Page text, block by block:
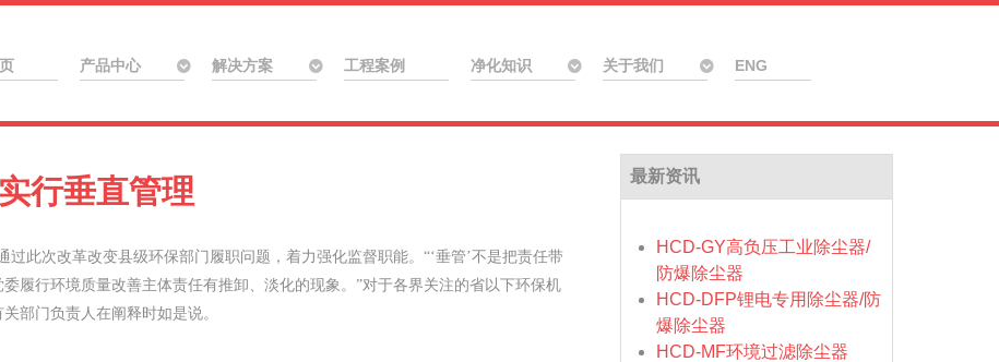
产品中心 解决方案 工程案例 净化知识 关于我们 ENG
行垂直管理
过此次改革改变县级环保部门履职问题，着力强化监督职能。 “‘垂管’不是把责任带
履行环境质量改善主体责任有推卸、淡化的现象。”对于各界关注的省以下环保机
部门负责人在阐释时如是说。
最新资讯
HCD-GY高负压工业除尘器/
防爆除尘器
HCD-DFP锂电专用除尘器/防
爆除尘器
HCD-MF环境过滤除尘器